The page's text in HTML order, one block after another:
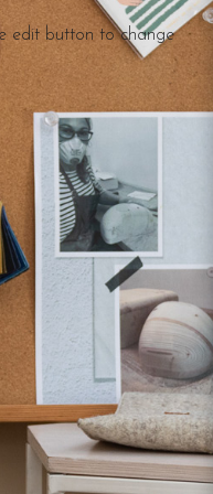
edit button to change